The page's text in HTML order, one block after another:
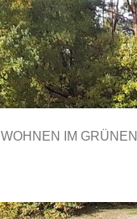
WOHNEN IM GRÜNEN